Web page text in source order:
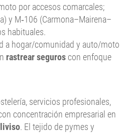
por accesos comarcales;
y M‑106 (Carmona–Mairena–
habituales.
a hogar/comunidad y auto/moto
rastrear seguros con enfoque
servicios profesionales,
concentración empresarial en
. El tejido de pymes y